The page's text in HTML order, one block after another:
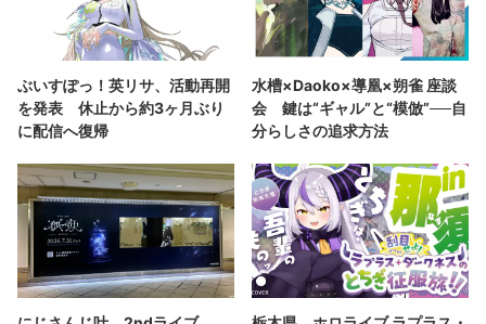
ぶいすぽっ！英リサ、活動再開
を発表 休止から約3ヶ月ぶり
に配信へ復帰
水槽×Daoko×導凰×朔雀 座談
会 鍵は“ギャル”と“模倣”──自
分らしさの追求方法